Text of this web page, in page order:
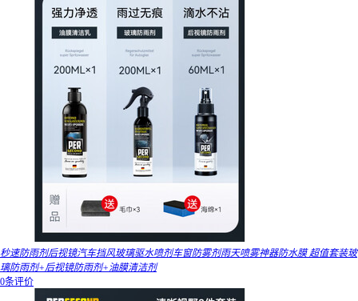
秒速防雨剂后视镜汽车挡风玻璃驱水喷剂车窗防雾剂雨天喷雾神器防水膜 超值套装玻
璃防雨剂+后视镜防雨剂+油膜清洁剂
0条评价